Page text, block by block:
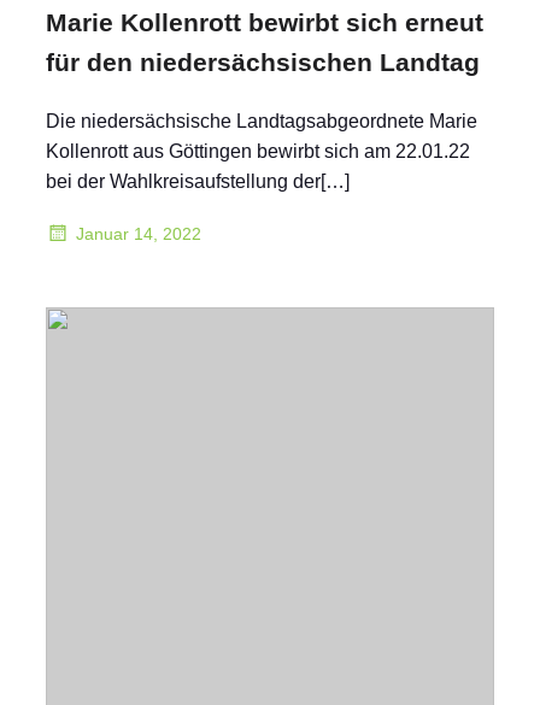
Marie Kollenrott bewirbt sich erneut
für den niedersächsischen Landtag
Die niedersächsische Landtagsabgeordnete Marie
Kollenrott aus Göttingen bewirbt sich am 22.01.22
bei der Wahlkreisaufstellung der[…]
Januar 14, 2022